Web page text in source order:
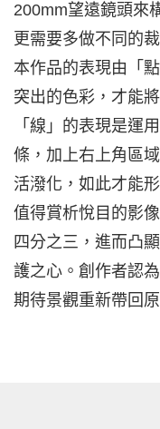
200mm望遠鏡頭來
更需要多做不同的
本作品的表現由「
突出的色彩，才能
「線」的表現是運
條，加上右上角區
活潑化，如此才能
值得賞析悅目的影
四分之三，進而凸
護之心。創作者認
期待景觀重新帶回